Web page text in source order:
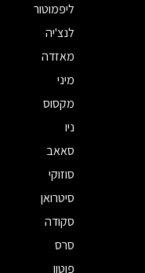
ליפמוטור
לנצ'יה
מאזדה
מיני
מקסוס
ניו
סאאב
סוזוקי
סיטרואן
סקודה
סרס
פוטון